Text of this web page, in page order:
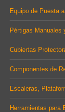
in
window
in
window
in
window
Equipo de Puesta
Pértigas Manuales
Cubiertas
Componentes de
Escaleras,
Herramientas para